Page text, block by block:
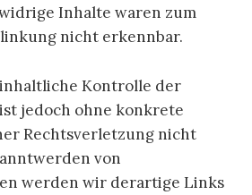
Inhalte waren zum
nicht erkennbar.
Kontrolle der
jedoch ohne konkrete
Rechtsverletzung nicht
von
werden wir derartige Links